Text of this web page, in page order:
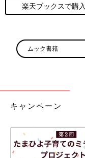
楽天ブックスで購入
ムック書籍
キャンペーン